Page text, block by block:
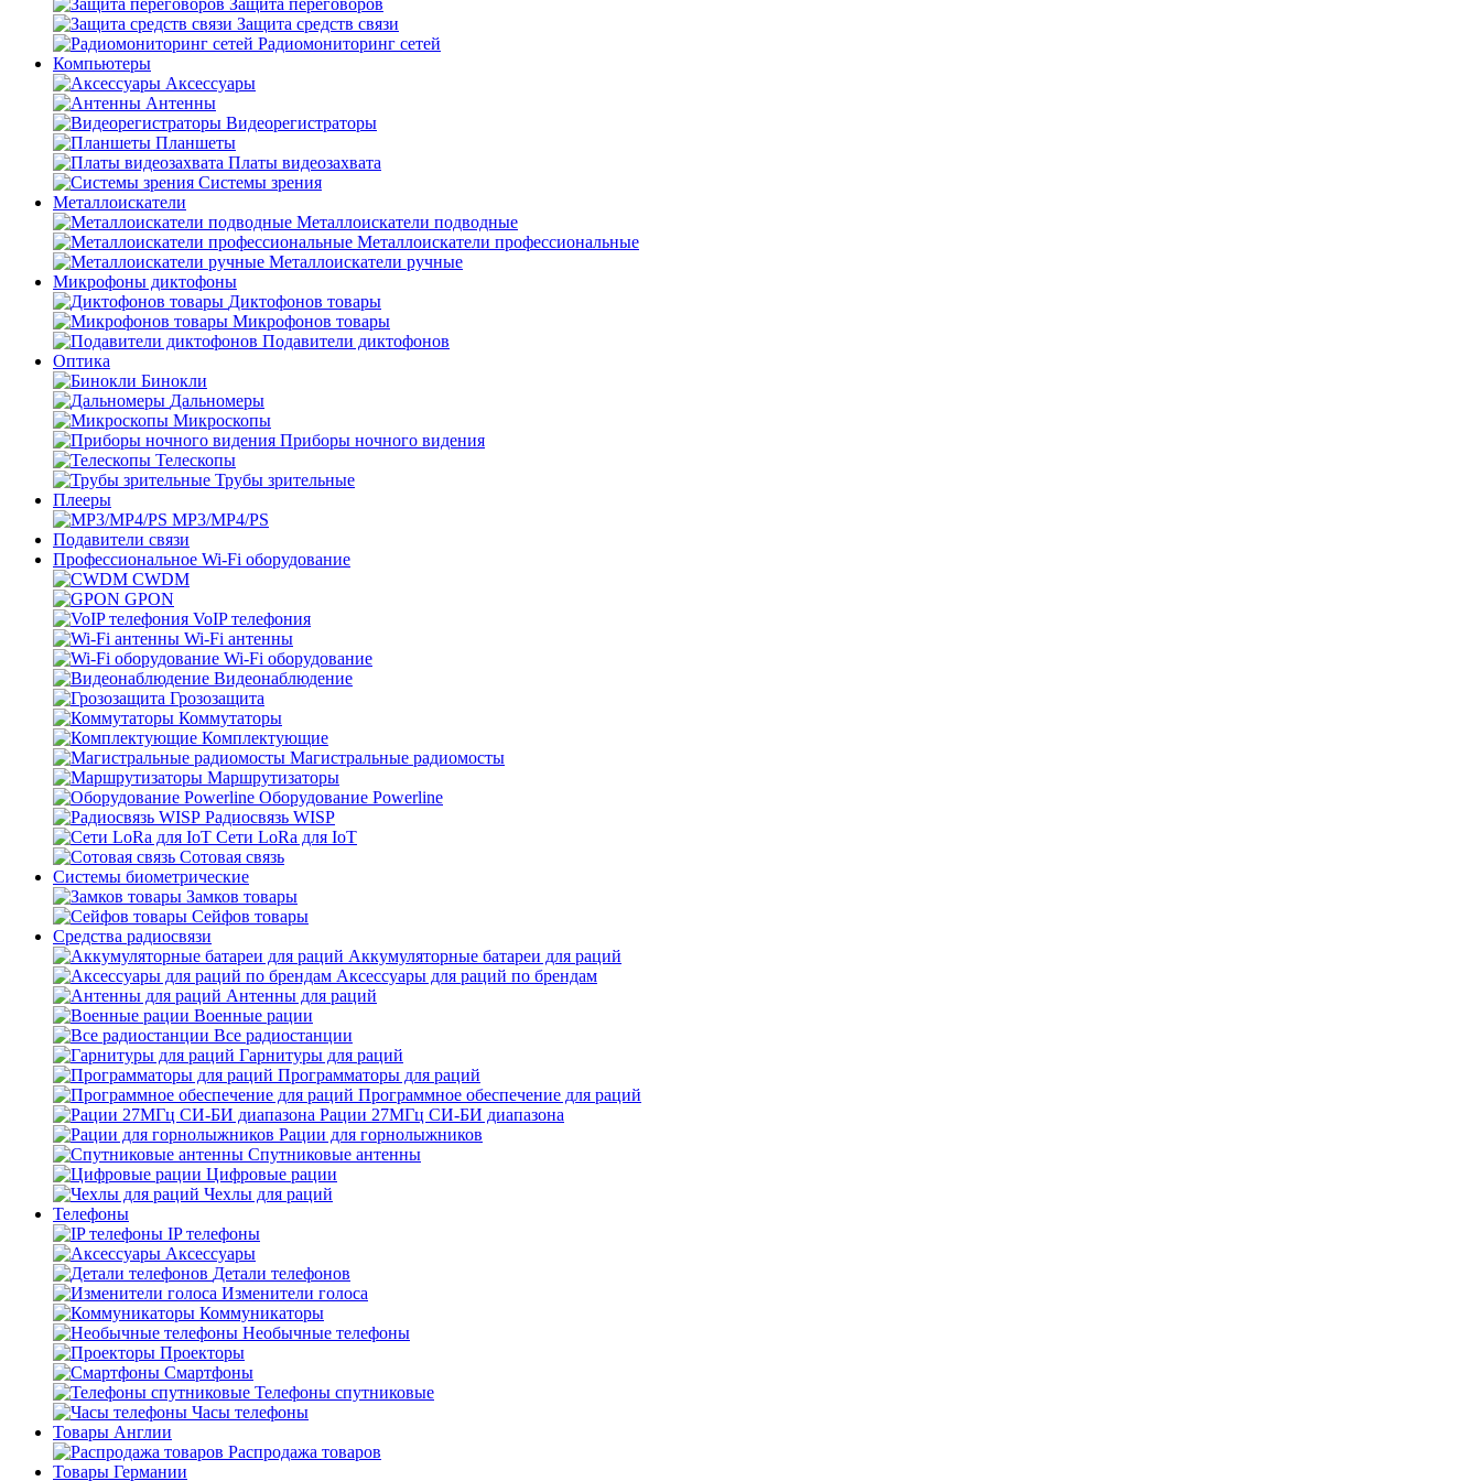
Защита переговоров
Защита средств связи
Радиомониторинг сетей
Компьютеры
Аксессуары
Антенны
Видеорегистраторы
Планшеты
Платы видеозахвата
Системы зрения
Металлоискатели
Металлоискатели подводные
Металлоискатели профессиональные
Металлоискатели ручные
Микрофоны диктофоны
Диктофонов товары
Микрофонов товары
Подавители диктофонов
Оптика
Бинокли
Дальномеры
Микроскопы
Приборы ночного видения
Телескопы
Трубы зрительные
Плееры
MP3/MP4/PS
Подавители связи
Профессиональное Wi-Fi оборудование
CWDM
GPON
VoIP телефония
Wi-Fi антенны
Wi-Fi оборудование
Видеонаблюдение
Грозозащита
Коммутаторы
Комплектующие
Магистральные радиомосты
Маршрутизаторы
Оборудование Powerline
Радиосвязь WISP
Сети LoRa для IoT
Сотовая связь
Системы биометрические
Замков товары
Сейфов товары
Средства радиосвязи
Аккумуляторные батареи для раций
Аксессуары для раций по брендам
Антенны для раций
Военные рации
Все радиостанции
Гарнитуры для раций
Программаторы для раций
Программное обеспечение для раций
Рации 27МГц СИ-БИ диапазона
Рации для горнолыжников
Спутниковые антенны
Цифровые рации
Чехлы для раций
Телефоны
IP телефоны
Аксессуары
Детали телефонов
Изменители голоса
Коммуникаторы
Необычные телефоны
Проекторы
Смартфоны
Телефоны спутниковые
Часы телефоны
Товары Англии
Распродажа товаров
Товары Германии